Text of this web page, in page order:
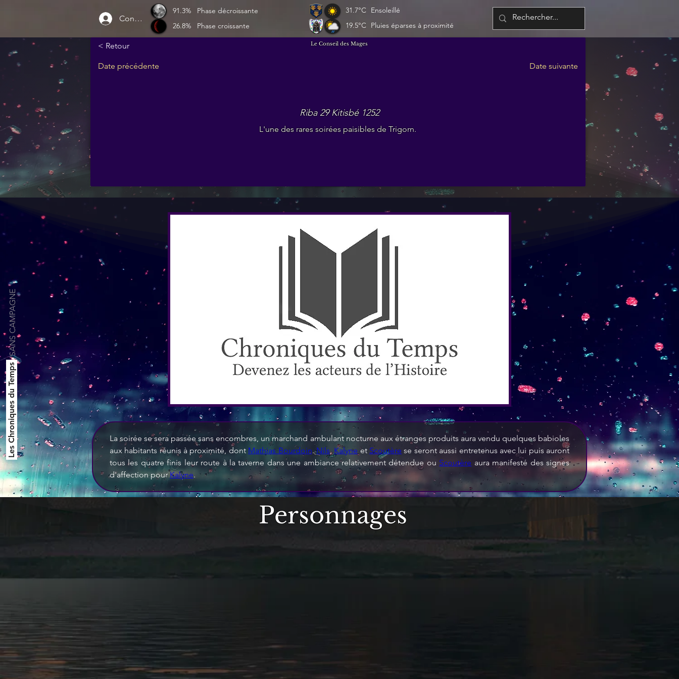
Connexion
91.3%
Phase décroissante
26.8%
Phase croissante
31.7°C Ensoleillé
19.5°C Pluies éparses à proximité
Les Chroniques du Temps
SANS CAMPAGNE
< Retour
Date précédente Date suivante
L'une des rares soirées paisibles de Trigorn.
Riba 29 Kitisbé 1252
Le Conseil des Mages
La soirée se sera passée sans encombres, un marchand ambulant nocturne aux étranges produits aura vendu quelques babioles
aux habitants réunis à proximité, dont Mathias Bourdoin. Nils, Kalyne et Scoutère se seront aussi entretenus avec lui puis auront
tous les quatre finis leur route à la taverne dans une ambiance relativement détendue ou Scoutère aura manifesté des signes
d'affection pour Kalyne.
Personnages